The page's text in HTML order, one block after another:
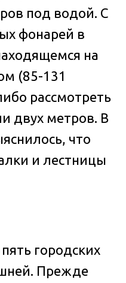
под водой. С
фонарей в
на
(85-131
рассмотреть
двух метров. В
что
и лестницы
городских
Прежде